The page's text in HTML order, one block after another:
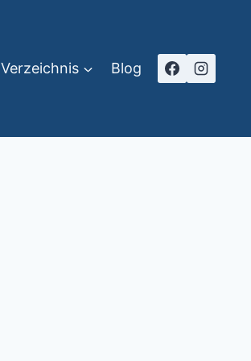
Verzeichnis Blog